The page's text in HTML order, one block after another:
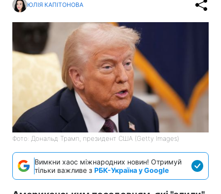
ЮЛІЯ КАПІТОНОВА
Фото: Дональд Трамп, президент США (Getty Images)
Вимкни хаос міжнародних новин! Отримуй
тільки важливе з РБК-Україна у Google